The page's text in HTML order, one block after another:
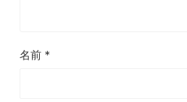
名前 *